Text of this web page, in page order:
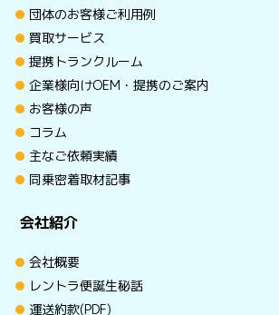
団体のお客様ご利用例
買取サービス
提携トランクルーム
企業様向けOEM・提携のご案内
お客様の声
コラム
主なご依頼実績
同乗密着取材記事
会社紹介
会社概要
レントラ便誕生秘話
運送約款(PDF)